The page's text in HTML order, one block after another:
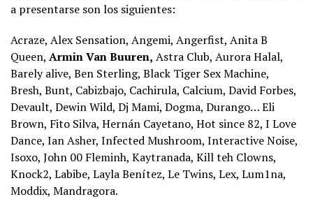
a presentarse son los siguientes:
Acraze, Alex Sensation, Angemi, Angerfist, Anita B
Queen, Armin Van Buuren, Astra Club, Aurora Halal,
Barely alive, Ben Sterling, Black Tiger Sex Machine,
Bresh, Bunt, Cabizbajo, Cachirula, Calcium, David Forbes,
Devault, Dewin Wild, Dj Mami, Dogma, Durango… Eli
Brown, Fito Silva, Hernán Cayetano, Hot since 82, I Love
Dance, Ian Asher, Infected Mushroom, Interactive Noise,
Isoxo, John 00 Fleminh, Kaytranada, Kill teh Clowns,
Knock2, Labibe, Layla Benítez, Le Twins, Lex, Lum1na,
Moddix, Mandragora.